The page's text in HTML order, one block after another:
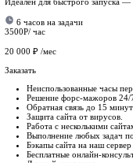
Любые доработки.
Если потребуется,
Показать все
Надёжность
Наше
За это время